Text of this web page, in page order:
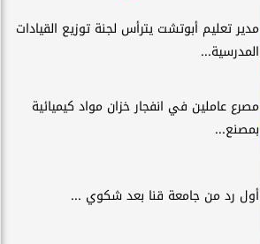
مدير تعليم أبوتشت يترأس لجنة توزيع القيادات
المدرسية...
مصرع عاملين في انفجار خزان مواد كيميائية
بمصنع...
أول رد من جامعة قنا بعد شكوي ...